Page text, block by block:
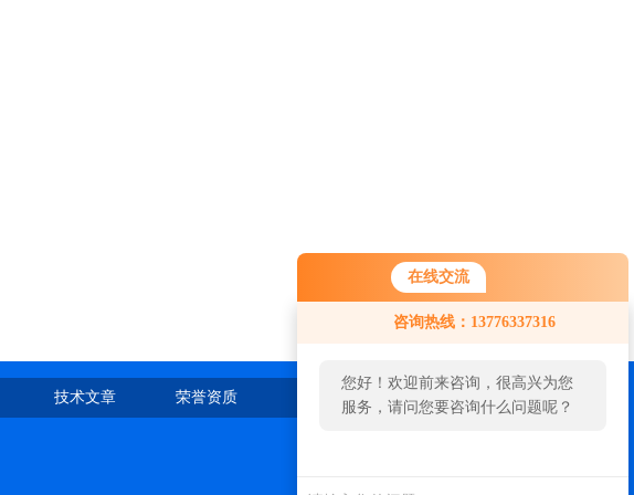
在线交流
咨询热线：13776337316
您好！欢迎前来咨询，很高兴为您
服务，请问您要咨询什么问题呢？
技术文章 荣誉资质 在线留言 联系我们